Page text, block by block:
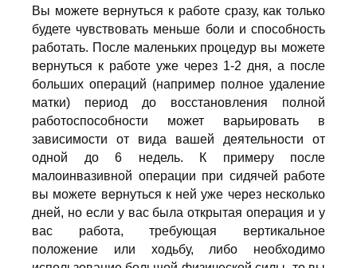
Вы можете вернуться к работе сразу, как только
будете чувствовать меньше боли и способность
работать. После маленьких процедур вы можете
вернуться к работе уже через 1-2 дня, а после
больших операций (например полное удаление
матки) период до восстановления полной
работоспособности может варьировать в
зависимости от вида вашей деятельности от
одной до 6 недель. К примеру после
малоинвазивной операции при сидячей работе
вы можете вернуться к ней уже через несколько
дней, но если у вас была открытая операция и у
вас работа, требующая вертикальное
положение или ходьбу, либо необходимо